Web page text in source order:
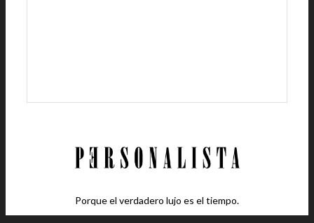
Porque el verdadero lujo es el tiempo.